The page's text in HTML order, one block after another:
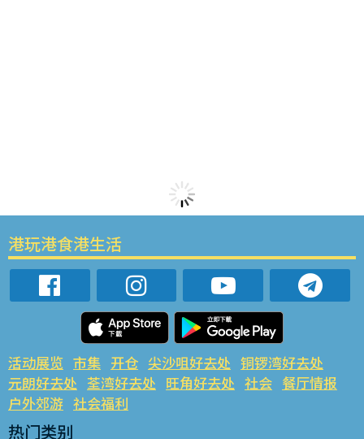
港玩港食港生活
活动展览 市集 开仓 尖沙咀好去处 铜锣湾好去处
元朗好去处 荃湾好去处 旺角好去处 社会 餐厅情报
户外郊游 社会福利
热门类别